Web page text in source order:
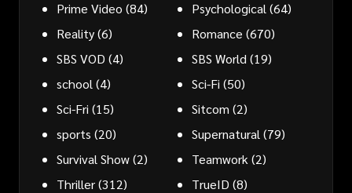
Prime Video (84) Psychological (64)
Reality(6) Romance (670)
SBS VOD (4) SBS World (19)
school (4) Sci-Fi (50)
Sci-Fri (15) Sitcom (2)
sports (20) Supernatural (79)
Survival Show(2) Teamwork (2)
Thriller(312) TrueID (8)